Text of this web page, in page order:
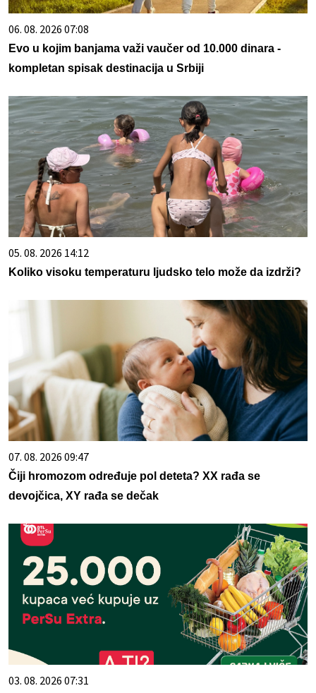
06. 08. 2026 07:08
Evo u kojim banjama važi vaučer od 10.000 dinara -
kompletan spisak destinacija u Srbiji
05. 08. 2026 14:12
Koliko visoku temperaturu ljudsko telo može da izdrži?
07. 08. 2026 09:47
Čiji hromozom određuje pol deteta? XX rađa se
devojčica, XY rađa se dečak
03. 08. 2026 07:31